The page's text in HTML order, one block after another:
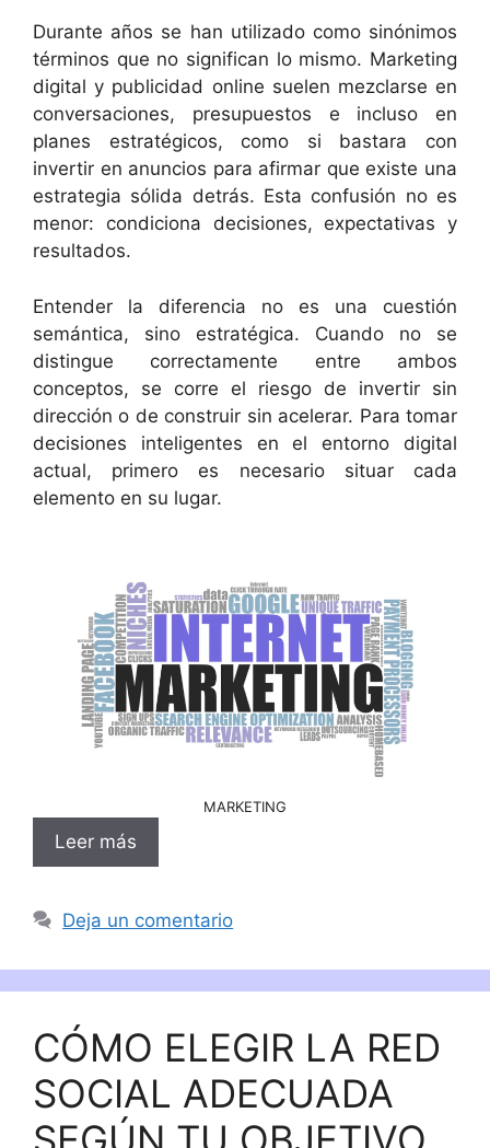
Durante años se han utilizado como sinónimos
términos que no significan lo mismo. Marketing
digital y publicidad online suelen mezclarse en
conversaciones, presupuestos e incluso en
planes estratégicos, como si bastara con
invertir en anuncios para afirmar que existe una
estrategia sólida detrás. Esta confusión no es
menor: condiciona decisiones, expectativas y
resultados.
Entender la diferencia no es una cuestión
semántica, sino estratégica. Cuando no se
distingue correctamente entre ambos
conceptos, se corre el riesgo de invertir sin
dirección o de construir sin acelerar. Para tomar
decisiones inteligentes en el entorno digital
actual, primero es necesario situar cada
elemento en su lugar.
MARKETING
Leer más
Deja un comentario
CÓMO ELEGIR LA RED
SOCIAL ADECUADA